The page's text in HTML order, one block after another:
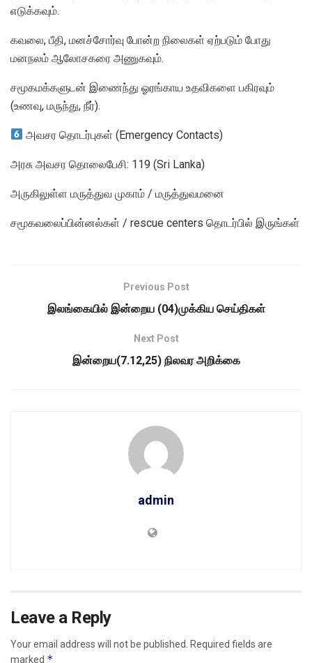
எடுக்கவும்.
கவலை, பீதி, மனச்சோர்வு போன்ற நிலைகள் ஏற்படும் போது
மனநலம் ஆலோசகரை அணுகவும்.
சமூகமக்களுடன் இணைந்து ஓரங்காய உதவிகளை பகிரவும்
(உணவு, மருந்து, நீர்).
அவசர தொடர்புகள் (Emergency Contacts)
அரசு அவசர தொலைபேசி: 119 (Sri Lanka)
அருகிலுள்ள மருத்துவ முகாம் / மருத்துவமனை
சமூகவலைப்பின்னல்கள் / rescue centers தொடர்பில் இருங்கள்
Previous Post
இலங்கையில் இன்றைய (04)முக்கிய செய்திகள்
Next Post
இன்றைய(7.12,25) நிலவர அறிக்கை
admin
Leave a Reply
Your email address will not be published.
Required fields are
marked *